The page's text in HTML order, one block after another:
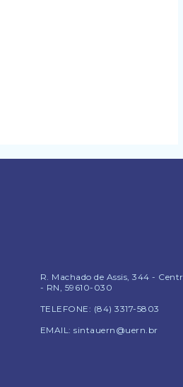
R. Machado de Assis, 344 -
- RN, 59610-030
TELEFONE: (84) 3317-5803
EMAIL: sintauern@uern.br